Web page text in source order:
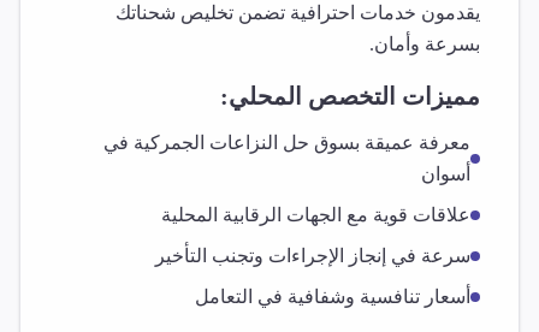
يقدمون خدمات احترافية تضمن تخليص شحناتك
بسرعة وأمان.
مميزات التخصص المحلي:
معرفة عميقة بسوق حل النزاعات الجمركية في
أسوان
علاقات قوية مع الجهات الرقابية المحلية
سرعة في إنجاز الإجراءات وتجنب التأخير
أسعار تنافسية وشفافية في التعامل